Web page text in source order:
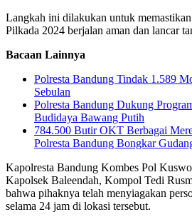
Langkah ini dilakukan untuk
Pilkada 2024 berjalan aman dan lancar
Bacaan Lainnya
Polresta Bandung Tindak 1.589
Sebulan
Polresta Bandung Dukung
Budidaya Bawang Putih
784.500 Butir OKT Berbagai
Polresta Bandung Bongkar
Kapolresta Bandung Kombes Pol
Kapolsek Baleendah, Kompol Tedi
bahwa pihaknya telah menyiagakan
selama 24 jam di lokasi tersebut.